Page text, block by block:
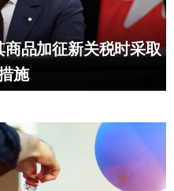
品加征新关税时采取
施